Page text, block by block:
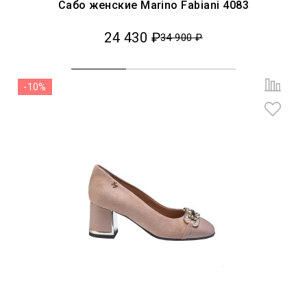
Сабо женские Marino Fabiani 4083
24 430 ₽34 900 ₽
-10%